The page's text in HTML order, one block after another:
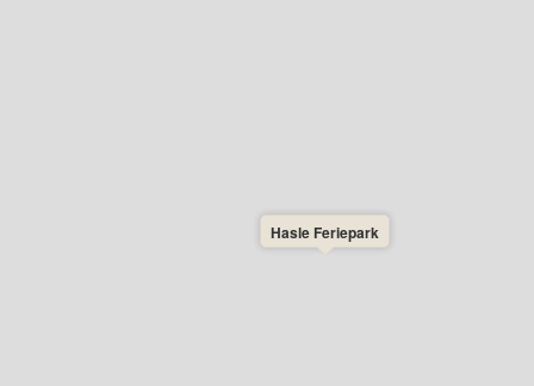
Hasle Feriepark